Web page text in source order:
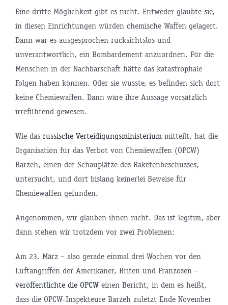
Eine dritte Möglichkeit gibt es nicht. Entweder glaubte sie,
in diesen Einrichtungen würden chemische Waffen gelagert.
Dann war es ausgesprochen rücksichtslos und
unverantwortlich, ein Bombardement anzuordnen. Für die
Menschen in der Nachbarschaft hätte das katastrophale
Folgen haben können. Oder sie wusste, es befinden sich dort
keine Chemiewaffen. Dann wäre ihre Aussage vorsätzlich
irreführend gewesen.
Wie das russische Verteidigungsministeriummitteilt, hat die
Organisation für das Verbot von Chemiewaffen (OPCW)
Barzeh, einen der Schauplätze des Raketenbeschusses,
untersucht, und dort bislang keinerlei Beweise für
Chemiewaffen gefunden.
Angenommen, wir glauben ihnen nicht. Das ist legitim, aber
dann stehen wir trotzdem vor zwei Problemen:
Am 23. März – also gerade einmal drei Wochen vor den
Luftangriffen der Amerikaner, Briten und Franzosen –
veröffentlichte die OPCWeinen Bericht, in dem es heißt,
dass die OPCW-Inspekteure Barzeh zuletzt Ende November